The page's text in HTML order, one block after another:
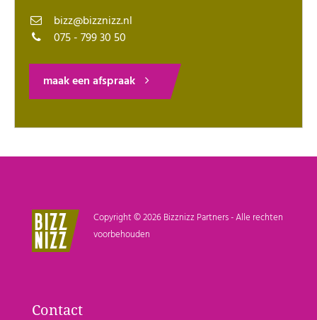
bizz@bizznizz.nl
075 - 799 30 50
maak een afspraak
Copyright © 2026 Bizznizz Partners - Alle rechten
voorbehouden
Contact